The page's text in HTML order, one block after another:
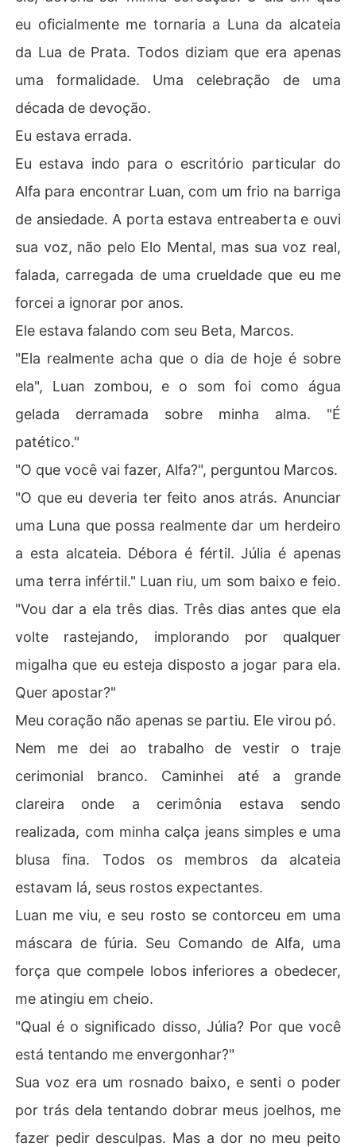
eu oficialmente me tornaria a Luna da alcateia
da Lua de Prata. Todos diziam que era apenas
uma formalidade. Uma celebração de uma
década de devoção.
Eu estava errada.
Eu estava indo para o escritório particular do
Alfa para encontrar Luan, com um frio na barriga
de ansiedade. A porta estava entreaberta e ouvi
sua voz, não pelo Elo Mental, mas sua voz real,
falada, carregada de uma crueldade que eu me
forcei a ignorar por anos.
Ele estava falando com seu Beta, Marcos.
"Ela realmente acha que o dia de hoje é sobre
ela", Luan zombou, e o som foi como água
gelada derramada sobre minha alma. "É
patético."
"O que você vai fazer, Alfa?", perguntou Marcos.
"O que eu deveria ter feito anos atrás. Anunciar
uma Luna que possa realmente dar um herdeiro
a esta alcateia. Débora é fértil. Júlia é apenas
uma terra infértil." Luan riu, um som baixo e feio.
"Vou dar a ela três dias. Três dias antes que ela
volte rastejando, implorando por qualquer
migalha que eu esteja disposto a jogar para ela.
Quer apostar?"
Meu coração não apenas se partiu. Ele virou pó.
Nem me dei ao trabalho de vestir o traje
cerimonial branco. Caminhei até a grande
clareira onde a cerimônia estava sendo
realizada, com minha calça jeans simples e uma
blusa fina. Todos os membros da alcateia
estavam lá, seus rostos expectantes.
Luan me viu, e seu rosto se contorceu em uma
máscara de fúria. Seu Comando de Alfa, uma
força que compele lobos inferiores a obedecer,
me atingiu em cheio.
"Qual é o significado disso, Júlia? Por que você
está tentando me envergonhar?"
Sua voz era um rosnado baixo, e senti o poder
por trás dela tentando dobrar meus joelhos, me
fazer pedir desculpas. Mas a dor no meu peito